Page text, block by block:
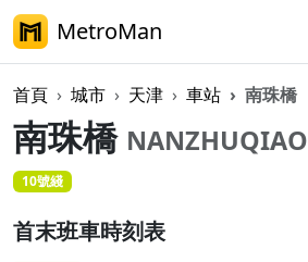
MetroMan
首頁 城市 天津 車站 南珠橋
南珠橋 NANZHUQIAO
10號綫
首末班車時刻表